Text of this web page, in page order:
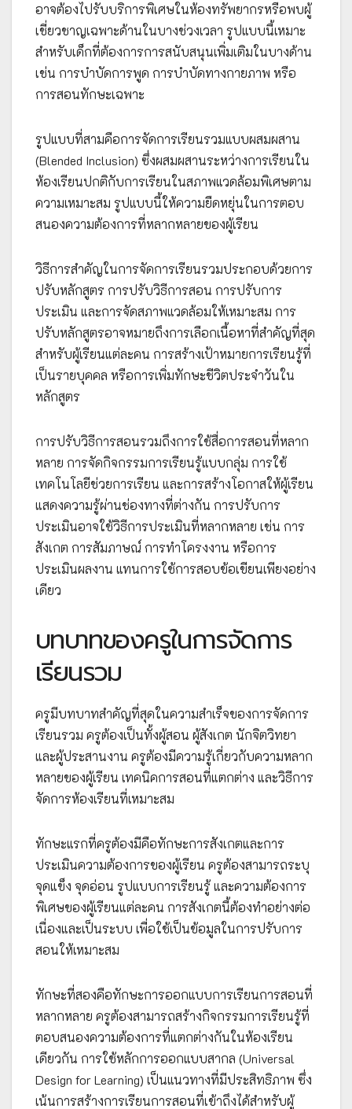
อาจต้องไปรับบริการพิเศษในห้องทรัพยากรหรือพบผู้
เชี่ยวชาญเฉพาะด้านในบางช่วงเวลา รูปแบบนี้เหมาะ
สำหรับเด็กที่ต้องการการสนับสนุนเพิ่มเติมในบางด้าน
เช่น การบำบัดการพูด การบำบัดทางกายภาพ หรือ
การสอนทักษะเฉพาะ
รูปแบบที่สามคือการจัดการเรียนรวมแบบผสมผสาน
(Blended Inclusion) ซึ่งผสมผสานระหว่างการเรียนใน
ห้องเรียนปกติกับการเรียนในสภาพแวดล้อมพิเศษตาม
ความเหมาะสม รูปแบบนี้ให้ความยืดหยุ่นในการตอบ
สนองความต้องการที่หลากหลายของผู้เรียน
วิธีการสำคัญในการจัดการเรียนรวมประกอบด้วยการ
ปรับหลักสูตร การปรับวิธีการสอน การปรับการ
ประเมิน และการจัดสภาพแวดล้อมให้เหมาะสม การ
ปรับหลักสูตรอาจหมายถึงการเลือกเนื้อหาที่สำคัญที่สุด
สำหรับผู้เรียนแต่ละคน การสร้างเป้าหมายการเรียนรู้ที่
เป็นรายบุคคล หรือการเพิ่มทักษะชีวิตประจำวันใน
หลักสูตร
การปรับวิธีการสอนรวมถึงการใช้สื่อการสอนที่หลาก
หลาย การจัดกิจกรรมการเรียนรู้แบบกลุ่ม การใช้
เทคโนโลยีช่วยการเรียน และการสร้างโอกาสให้ผู้เรียน
แสดงความรู้ผ่านช่องทางที่ต่างกัน การปรับการ
ประเมินอาจใช้วิธีการประเมินที่หลากหลาย เช่น การ
สังเกต การสัมภาษณ์ การทำโครงงาน หรือการ
ประเมินผลงาน แทนการใช้การสอบข้อเขียนเพียงอย่าง
เดียว
บทบาทของครูในการจัดการ
เรียนรวม
ครูมีบทบาทสำคัญที่สุดในความสำเร็จของการจัดการ
เรียนรวม ครูต้องเป็นทั้งผู้สอน ผู้สังเกต นักจิตวิทยา
และผู้ประสานงาน ครูต้องมีความรู้เกี่ยวกับความหลาก
หลายของผู้เรียน เทคนิคการสอนที่แตกต่าง และวิธีการ
จัดการห้องเรียนที่เหมาะสม
ทักษะแรกที่ครูต้องมีคือทักษะการสังเกตและการ
ประเมินความต้องการของผู้เรียน ครูต้องสามารถระบุ
จุดแข็ง จุดอ่อน รูปแบบการเรียนรู้ และความต้องการ
พิเศษของผู้เรียนแต่ละคน การสังเกตนี้ต้องทำอย่างต่อ
เนื่องและเป็นระบบ เพื่อใช้เป็นข้อมูลในการปรับการ
สอนให้เหมาะสม
ทักษะที่สองคือทักษะการออกแบบการเรียนการสอนที่
หลากหลาย ครูต้องสามารถสร้างกิจกรรมการเรียนรู้ที่
ตอบสนองความต้องการที่แตกต่างกันในห้องเรียน
เดียวกัน การใช้หลักการออกแบบสากล (Universal
Design for Learning) เป็นแนวทางที่มีประสิทธิภาพ ซึ่ง
เน้นการสร้างการเรียนการสอนที่เข้าถึงได้สำหรับผู้